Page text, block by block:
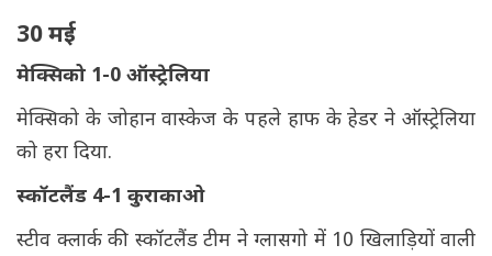
30 मई
मेक्सिको 1-0 ऑस्ट्रेलिया
मेक्सिको के जोहान वास्केज के पहले हाफ के हेडर ने ऑस्ट्रेलिया
को हरा दिया.
स्कॉटलैंड 4-1 कुराकाओ
स्टीव क्लार्क की स्कॉटलैंड टीम ने ग्लासगो में 10 खिलाड़ियों वाली